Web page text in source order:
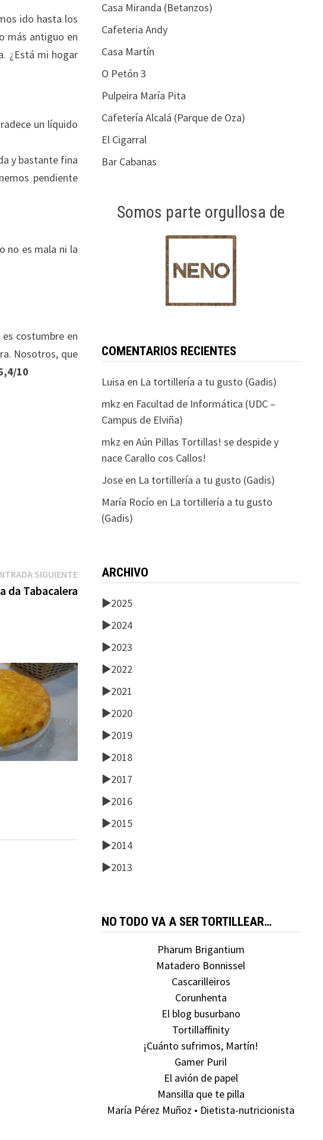
ido hasta los
más antiguo en
¿Está mi hogar
un líquido
y bastante fina
pendiente
no es mala ni la
costumbre en
Nosotros, que
10
SIGUIENTEEntrada
siguiente:
da Tabacalera
Casa Miranda (Betanzos)
Cafeteria Andy
Casa Martín
O Petón 3
Pulpeira María Pita
Cafetería Alcalá (Parque de Oza)
El Cigarral
Bar Cabanas
Somos parte orgullosa de
COMENTARIOS RECIENTES
Luisa en La tortillería a tu gusto (Gadis)
mkz en Facultad de Informática (UDC –
Campus de Elviña)
mkz en Aún Pillas Tortillas! se despide y
nace Carallo cos Callos!
Joseen La tortillería a tu gusto (Gadis)
María Rocío en La tortillería a tu gusto
(Gadis)
ARCHIVO
►2025
►2024
►2023
►2022
►2021
►2020
►2019
►2018
►2017
►2016
►2015
►2014
►2013
NO TODO VA A SER TORTILLEAR…
Pharum Brigantium
Matadero Bonnissel
Cascarilleiros
Corunhenta
El blog busurbano
Tortillaffinity
¡Cuánto sufrimos, Martín!
Gamer Puril
El avión de papel
Mansilla que te pilla
María Pérez Muñoz • Dietista-nutricionista